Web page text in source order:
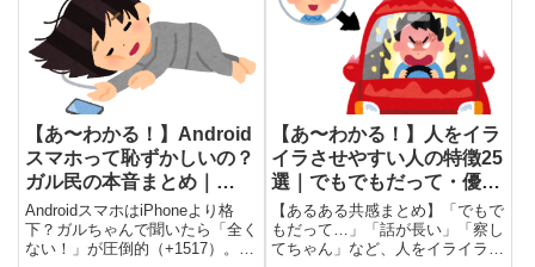
【あ〜わかる！】Android
スマホって恥ずかしいの？
ガル民の本音まとめ｜
iPhone圧力に大人が一刀
両断
AndroidスマホはiPhoneより格
下？ガルちゃんで聞いたら「全く
ない！」が圧倒的（+1517）。で
【あ〜わかる！】人をイラ
イラさせやすい人の特徴25
選｜でもでもだって・優柔
不断・話が長い本音まとめ
【あるある共感まとめ】「でもで
もだって…」「話が長い」「察し
てちゃん」など、人をイライラさ